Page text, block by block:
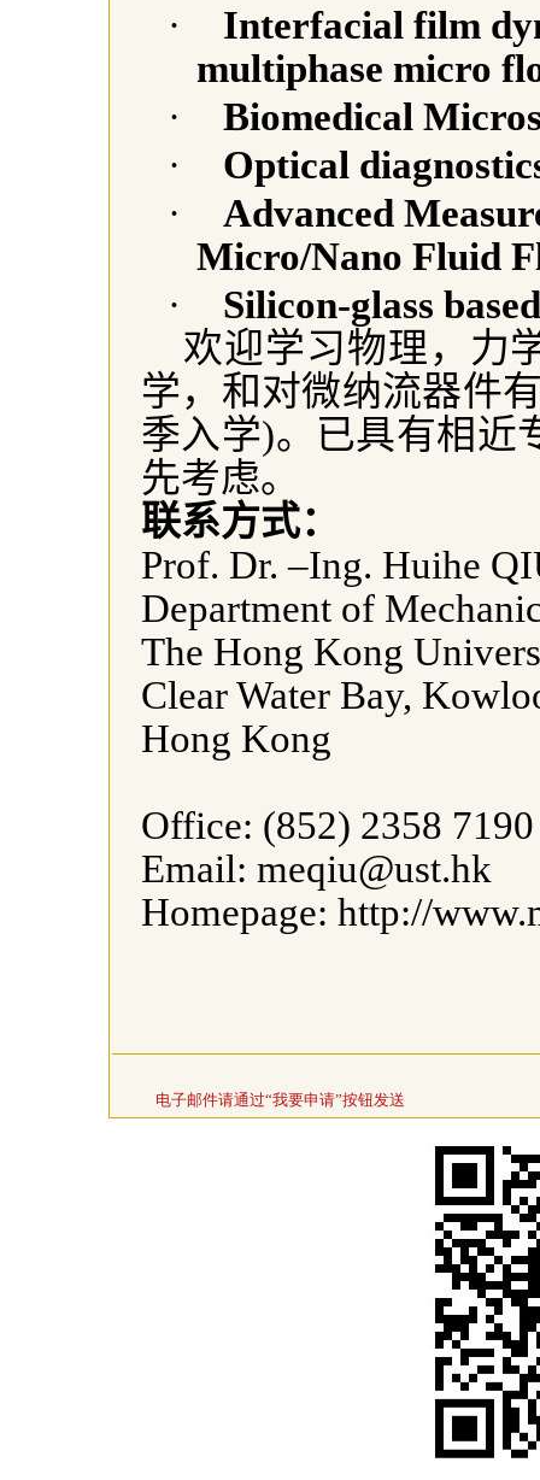
·
Interfacial film
multiphase micro
·
Biomedical
·
Optical
·
Advanced
Micro/Nano Fluid
·
Silicon-glass
欢迎学习物理，力
学，和对微纳流器件
季入学)。已具有相近
先考虑。
联系方式：
Prof. Dr. –Ing. Huihe
Department of
The Hong Kong
ClearWater Bay,
Hong Kong
Office: (852) 2358 7190
Email: meqiu@ust.hk
Homepage: http://
电子邮件请通过“我要申请”按钮发送